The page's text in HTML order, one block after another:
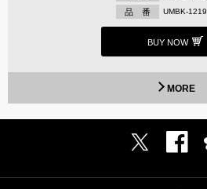
品 番 UMBK-1219
BUY NOW
MORE